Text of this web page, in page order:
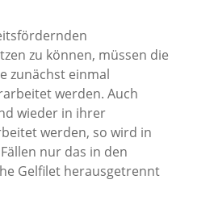
zu können, müssen die
zunächst einmal
werden. Auch
wieder in ihrer
werden, so wird in
nur das in den
Gelfilet herausgetrennt